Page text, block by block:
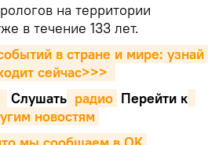
на территории
в течение 133 лет.
в стране и мире: узнай
сейчаc>>>
Cлушать радио Перейти к
новостям